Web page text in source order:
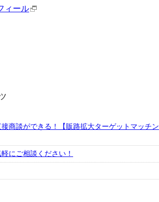
ィール
商談ができる！【販路拡大ターゲットマッチン
にご相談ください！